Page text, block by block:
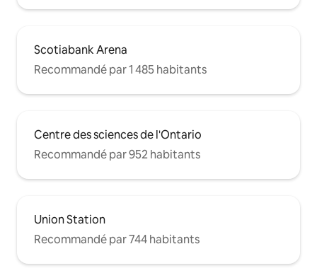
Scotiabank Arena
Recommandé par 1 485 habitants
Centre des sciences de l'Ontario
Recommandé par 952 habitants
Union Station
Recommandé par 744 habitants